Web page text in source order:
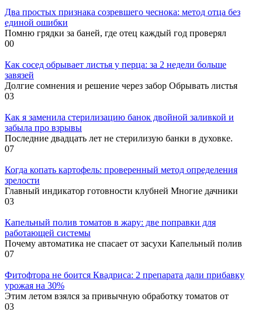
Два простых признака созревшего чеснока: метод отца без
единой ошибки
Помню грядки за баней, где отец каждый год проверял
00
Как сосед обрывает листья у перца: за 2 недели больше
завязей
Долгие сомнения и решение через забор Обрывать листья
03
Как я заменила стерилизацию банок двойной заливкой и
забыла про взрывы
Последние двадцать лет не стерилизую банки в духовке.
07
Когда копать картофель: проверенный метод определения
зрелости
Главный индикатор готовности клубней Многие дачники
03
Капельный полив томатов в жару: две поправки для
работающей системы
Почему автоматика не спасает от засухи Капельный полив
07
Фитофтора не боится Квадриса: 2 препарата дали прибавку
урожая на 30%
Этим летом взялся за привычную обработку томатов от
03